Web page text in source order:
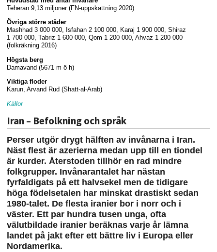
Teheran 9,13 miljoner (FN-uppskattning 2020)
Övriga större städer
Mashhad 3 000 000, Isfahan 2 100 000, Karaj 1 900 000, Shiraz
1 700 000, Tabriz 1 600 000, Qom 1 200 000, Ahvaz 1 200 000
(folkräkning 2016)
Högsta berg
Damavand (5671 m ö h)
Viktiga floder
Karun, Arvand Rud (Shatt-al-Arab)
Källor
Iran – Befolkning och språk
Perser utgör drygt hälften av invånarna i Iran.
Näst flest är azerierna medan upp till en tiondel
är kurder. Återstoden tillhör en rad mindre
folkgrupper. Invånarantalet har nästan
fyrfaldigats på ett halvsekel men de tidigare
höga födelsetalen har minskat drastiskt sedan
1980-talet. De flesta iranier bor i norr och i
väster. Ett par hundra tusen unga, ofta
välutbildade iranier beräknas varje år lämna
landet på jakt efter ett bättre liv i Europa eller
Nordamerika.